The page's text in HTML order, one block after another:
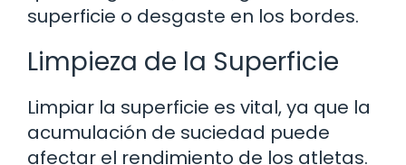
superficie o desgaste en los bordes.
Limpieza de la Superficie
Limpiar la superficie es vital, ya que la
acumulación de suciedad puede
afectar el rendimiento de los atletas.